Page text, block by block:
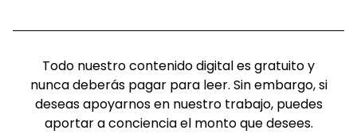
Todo nuestro contenido digital es gratuito y
nunca deberás pagar para leer. Sin embargo, si
deseas apoyarnos en nuestro trabajo, puedes
aportar a conciencia el monto que desees.